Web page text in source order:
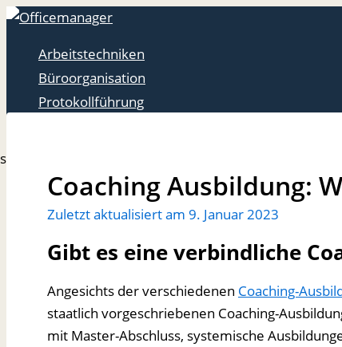
Zum
springenArbeitstechniken
Büroorganisation
Protokollführung
Coaching Ausbildung:
Zuletzt aktualisiert am 9. Januar 2023
Gibt es eine verbindliche
Angesichts der verschiedenen Coaching-
staatlich vorgeschriebenen Coaching-
mit Master-Abschluss, systemische